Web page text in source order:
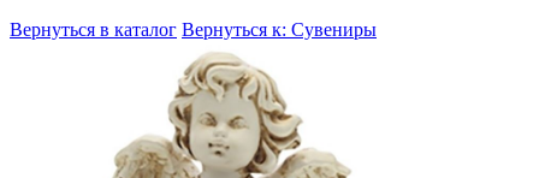
Вернуться в каталог Вернуться к: Сувениры